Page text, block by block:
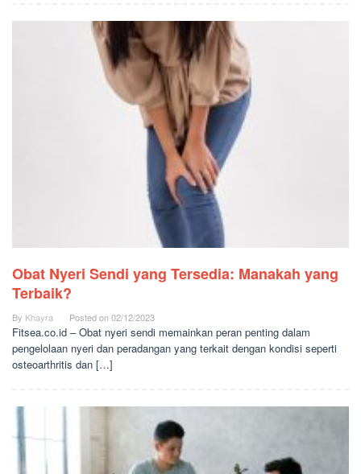
Obat Nyeri Sendi yang Tersedia: Manakah yang
Terbaik?
By Khayra Posted on02/12/2023
Fitsea.co.id – Obat nyeri sendi memainkan peran penting dalam
pengelolaan nyeri dan peradangan yang terkait dengan kondisi seperti
osteoarthritis dan […]